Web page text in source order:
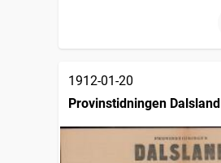
1912-01-20
Provinstidningen Dalsland